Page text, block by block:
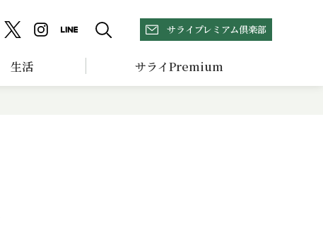
サライプレミアム倶楽部
生活 サライPremium